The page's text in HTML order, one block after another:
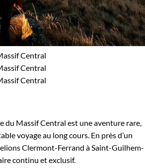
du Massif Central est une aventure rare,
voyage au long cours. En près d’un
Clermont-Ferrand à Saint-Guilhem-
continu et exclusif.